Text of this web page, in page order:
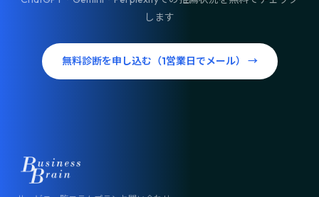
します
無料診断を申し込む（1営業日でメール） →